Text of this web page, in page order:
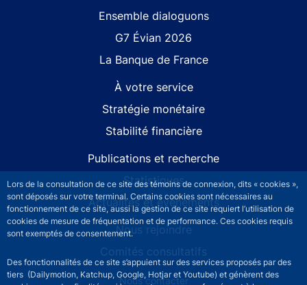
Lors de la consultation de ce site des témoins de connexion, dits « cookies »,
sont déposés sur votre terminal. Certains cookies sont nécessaires au
fonctionnement de ce site, aussi la gestion de ce site requiert l’utilisation de
cookies de mesure de fréquentation et de performance. Ces cookies requis
sont exemptés de consentement.
Des fonctionnalités de ce site s’appuient sur des services proposés par des
tiers (Dailymotion, Katchup, Google, Hotjar et Youtube) et génèrent des
Ensemble dialoguons
G7 Évian 2026
La Banque de France
À votre service
Stratégie monétaire
Stabilité financière
Publications et recherche
Statistiques
Actualités et événements
Nous rejoindre
Comités consultatifs
Footer secondary menuNous contacter